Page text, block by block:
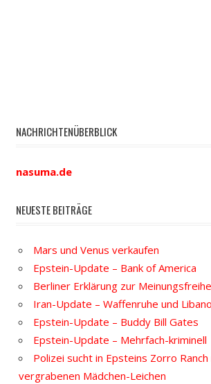
NACHRICHTENÜBERBLICK
nasuma.de
NEUESTE BEITRÄGE
Mars und Venus verkaufen
Epstein-Update – Bank of America
Berliner Erklärung zur
Iran-Update – Waffenruhe und
Epstein-Update – Buddy Bill Gates
Epstein-Update – Mehrfach-kriminell
Polizei sucht in Epsteins Zorro Ranch
vergrabenen Mädchen-Leichen